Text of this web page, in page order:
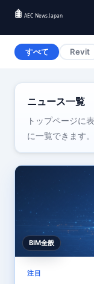
すべて Revit
ニュース一覧
トップページに
に一覧できます
BIM全般
注目